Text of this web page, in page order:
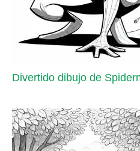
Divertido dibujo de